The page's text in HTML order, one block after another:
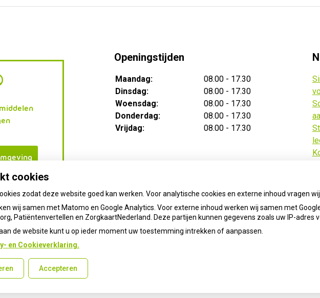
Openingstijden
Maandag:
08.00 - 17.30
Dinsdag:
08.00 - 17.30
Woensdag:
08.00 - 17.30
Donderdag:
08.00 - 17.30
Vrijdag:
08.00 - 17.30
cookies
zodat deze website goed kan werken. Voor analytische cookies en externe inhoud vragen
wij samen met Matomo en Google Analytics. Voor externe inhoud werken wij samen met
Patiëntenvertellen en ZorgkaartNederland. Deze partijen kunnen gegevens zoals uw IP-adres
de website kunt u op ieder moment uw toestemming intrekken of aanpassen.
en Cookieverklaring.
Accepteren